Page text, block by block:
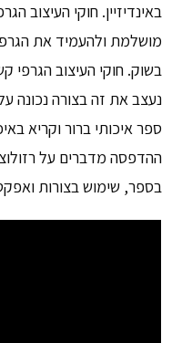
באינדיזיין. חוקי העיצוב
מושלמת ולהעמיד את
בשוק. חוקי העיצוב הגרפי
נעצב את זה בצורה נכונה
ספר איכותי ברור וקריא
ההדפסה מדברים על
בספר, שימוש בצורות